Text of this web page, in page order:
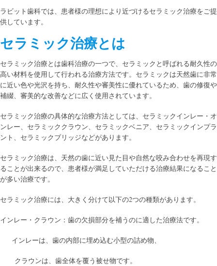
ラビット歯科では、患者様の理想により近づけるセラミック治療をご提
供しています。
セラミック治療とは
セラミック治療とは歯科治療の一つで、セラミックと呼ばれる耐久性の
高い材料を使用して行われる治療方法です。セラミックは天然歯に非常
に近い色や光沢を持ち、耐久性や審美性に優れているため、歯の修復や
補綴、審美的な改善などに広く使用されています。
セラミック治療の具体的な治療方法としては、セラミックインレー・オ
ンレー、セラミッククラウン、セラミックベニア、セラミックインプラ
ント、セラミックブリッジなどがあります。
セラミック治療は、天然の歯に近い見た目や自然な咬み合わせを再現す
ることが出来るので、患者様が満足していただける治療結果になること
が多い治療です。
セラミック治療には、大きく分けて以下の2つの種類があります。
インレー・クラウン：歯の欠損部分を補うのに適した治療法です。
インレーは、歯の内部に埋め込む小型の詰め物、
クラウンは、歯全体を覆う被せ物です。